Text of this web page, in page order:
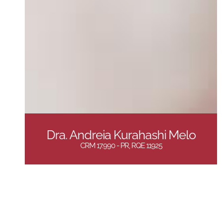
Dra. Andreia Kurahashi Melo
CRM 17.990 - PR, RQE 11925